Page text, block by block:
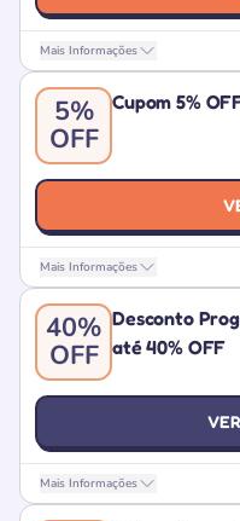
Mais Informações
5%
OFF
Cupom 5%
Mais Informações
40%
OFF
Desconto
até 40% OFF
Mais Informações